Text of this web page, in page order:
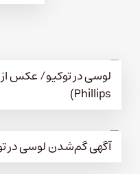
Phillips)
آگهی گم‌شدن لوسی در